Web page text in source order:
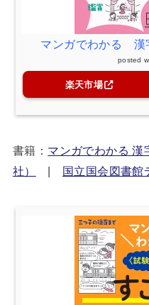
マンガでわかる 漢
posted
楽天市場
書籍： マンガでわかる 漢
社）
| 国立国会図書館